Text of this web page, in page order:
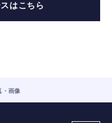
はこちら
・画像